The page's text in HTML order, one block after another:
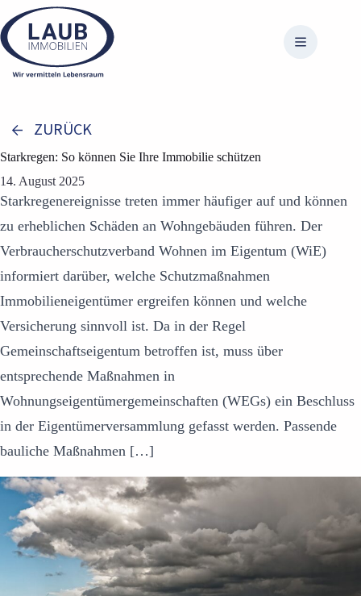
Inhalt
springen
ZURÜCK
Starkregen: So können Sie Ihre Immobilie schützen
14. August 2025
Starkregenereignisse treten immer häufiger auf und können
zu erheblichen Schäden an Wohngebäuden führen. Der
Verbraucherschutzverband Wohnen im Eigentum (WiE)
informiert darüber, welche Schutzmaßnahmen
Immobilieneigentümer ergreifen können und welche
Versicherung sinnvoll ist. Da in der Regel
Gemeinschaftseigentum betroffen ist, muss über
entsprechende Maßnahmen in
Wohnungseigentümergemeinschaften (WEGs) ein Beschluss
in der Eigentümerversammlung gefasst werden. Passende
bauliche Maßnahmen […]